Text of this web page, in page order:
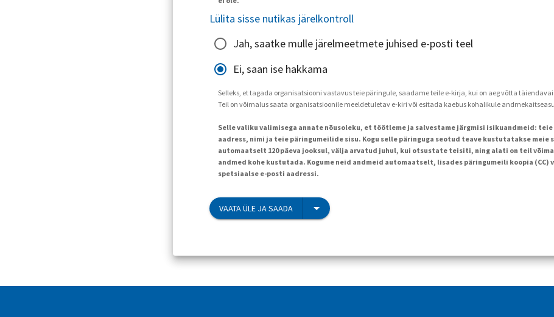
Lülita sisse nutikas järelkontroll
Jah, saatke mulle järelmeetmete juhised e-posti teel
Ei, saan ise hakkama
Selleks, et tagada organisatsiooni vastavus teie päringule, saadame teile e-kirja, kui on aeg võtta
Teil on võimalus saata organisatsioonile meeldetuletav e-kiri või esitada kaebus kohalikule
Selle valiku valimisega annate nõusoleku, et töötleme ja salvestame järgmisi isikuandmeid:
aadress, nimi ja teie päringumeilide sisu. Kogu selle päringuga seotud teave kustutatakse meie
automaatselt 120 päeva jooksul, välja arvatud juhul, kui otsustate teisiti, ning alati on teil
andmed kohe kustutada. Kogume neid andmeid automaatselt, lisades päringumeili koopia (CC)
spetsiaalse e-posti aadressi.
VAATA ÜLE JA SAADA